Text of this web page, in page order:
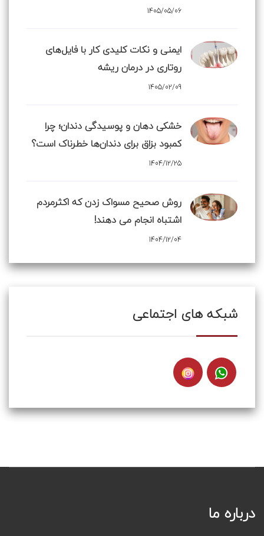
1405/05/06
ایمنی و نکات کلیدی کار با فایل‌های
روتاری در درمان ریشه
1405/02/09
خشکی دهان و پوسیدگی دندان؛ چرا
کمبود بزاق برای دندان‌ها خطرناک است؟
1404/12/25
روش صحیح مسواک زدن که اکثرمردم
اشتباه انجام می دهند!
1404/12/04
شبکه های اجتماعی
درباره ما